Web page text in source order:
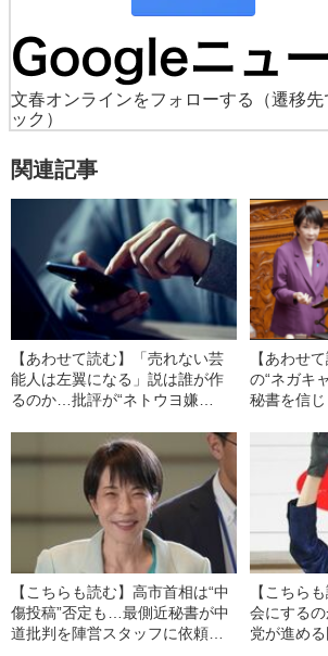
文春オンラインをフォローする
（遷移
ック）
関連記事
【あわせて読む】「売れない芸
能人は左翼になる」説は誰が作
るのか…批評が“ネトウヨ嫌
属性化とレッテル貼りの恐怖
【あわせ
の“ネガキ
秘書を信じ
か？ 20
首相を支
【こちらも読む】高市首相は“中
傷投稿”否定も…最側近秘書が中
道批判を陣営スタッフに依頼し
【こちら
会にする
党が進める